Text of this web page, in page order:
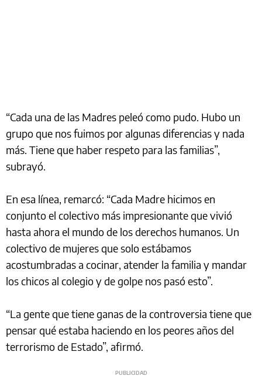
“Cada una de las Madres peleó como pudo. Hubo un
grupo que nos fuimos por algunas diferencias y nada
más. Tiene que haber respeto para las familias”,
subrayó.
En esa línea, remarcó: “Cada Madre hicimos en
conjunto el colectivo más impresionante que vivió
hasta ahora el mundo de los derechos humanos. Un
colectivo de mujeres que solo estábamos
acostumbradas a cocinar, atender la familia y mandar
los chicos al colegio y de golpe nos pasó esto”.
“La gente que tiene ganas de la controversia tiene que
pensar qué estaba haciendo en los peores años del
terrorismo de Estado”, afirmó.